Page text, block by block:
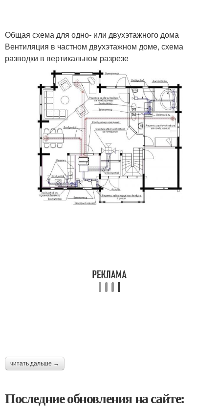
Общая схема для одно- или двухэтажного дома
Вентиляция в частном двухэтажном доме, схема
разводки в вертикальном разрезе
читать дальше →
Последние обновления на сайте: